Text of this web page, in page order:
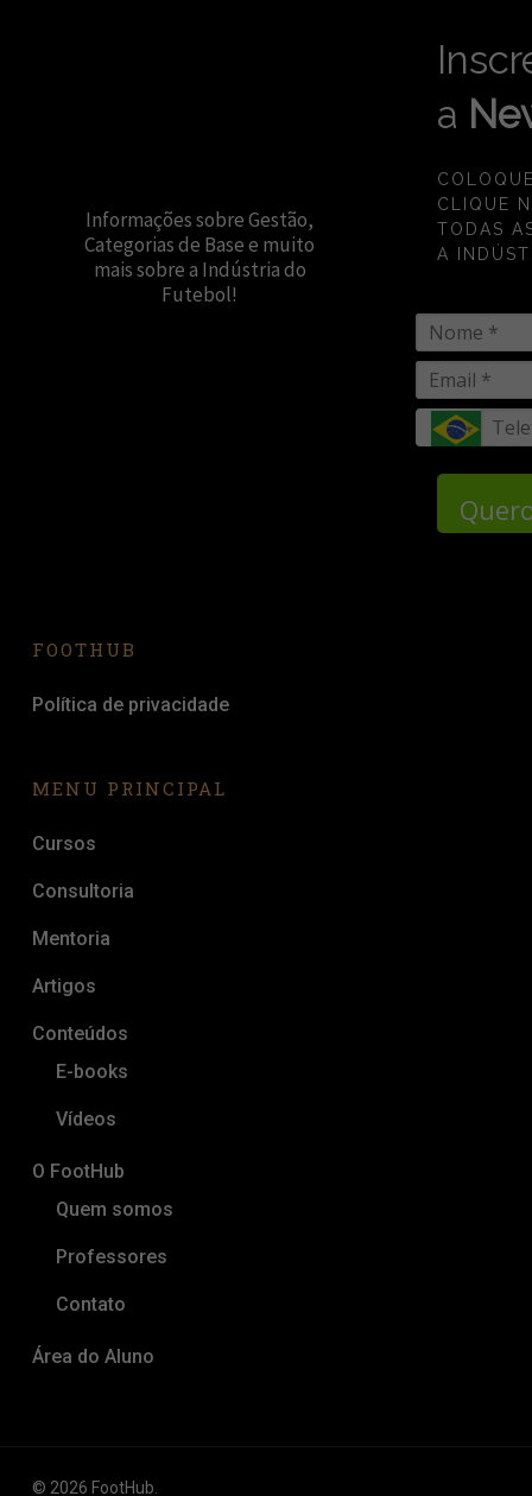
Informações sobre Gestão,
Categorias de Base e muito
mais sobre a Indústria do
Futebol!
a
CLIQUE
TODAS
A
FOOTHUB
Política de privacidade
MENU PRINCIPAL
Cursos
Consultoria
Mentoria
Artigos
Conteúdos
E-books
Vídeos
O FootHub
Quem somos
Professores
Contato
Área do Aluno
© 2026 FootHub.